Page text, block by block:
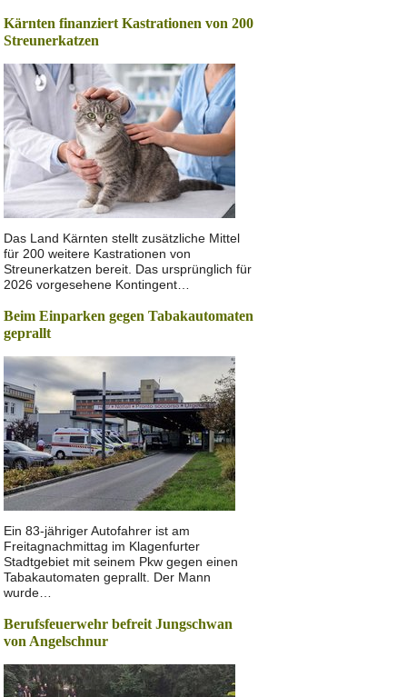
Kärnten finanziert Kastrationen von 200
Streunerkatzen
Das Land Kärnten stellt zusätzliche Mittel
für 200 weitere Kastrationen von
Streunerkatzen bereit. Das ursprünglich für
2026 vorgesehene Kontingent…
Beim Einparken gegen Tabakautomaten
geprallt
Ein 83-jähriger Autofahrer ist am
Freitagnachmittag im Klagenfurter
Stadtgebiet mit seinem Pkw gegen einen
Tabakautomaten geprallt. Der Mann
wurde…
Berufsfeuerwehr befreit Jungschwan
von Angelschnur